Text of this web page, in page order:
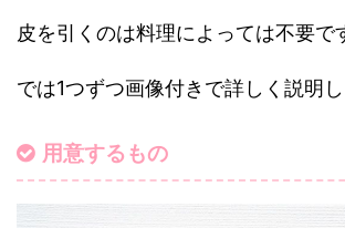
皮を引くのは料理によっては不要で
では1つずつ画像付きで詳しく説明し
用意するもの